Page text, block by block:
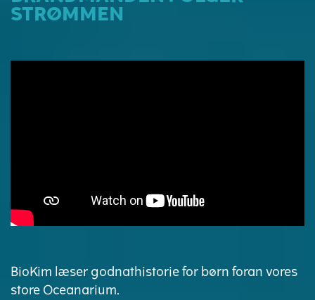
STRØMMEN
BioKim læser godnathistorie for børn foran vores
store Oceanarium.